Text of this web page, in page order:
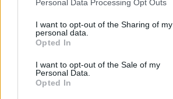
Personal Data Processing Opt Outs
I want to opt-out of the Sharing of my
personal data.
Opted In
I want to opt-out of the Sale of my
Personal Data.
Opted In
UDMR
PMP (Tomac)
PNȚMM
REPER